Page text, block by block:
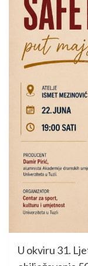
U okviru 31.